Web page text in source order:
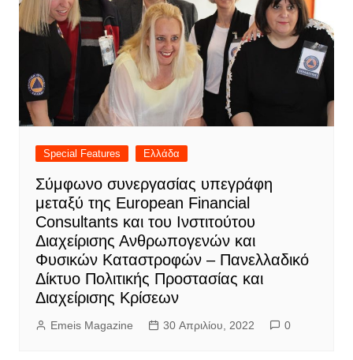
Special Features Ελλάδα
Σύμφωνο συνεργασίας υπεγράφη
μεταξύ της European Financial
Consultants και του Ινστιτούτου
Διαχείρισης Ανθρωπογενών και
Φυσικών Καταστροφών – Πανελλαδικό
Δίκτυο Πολιτικής Προστασίας και
Διαχείρισης Κρίσεων
Emeis Magazine 30 Απριλίου, 2022 0